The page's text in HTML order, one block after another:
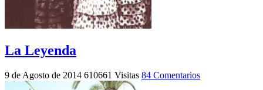
La Leyenda
9 de Agosto de 2014 610661 Visitas 84 Comentarios